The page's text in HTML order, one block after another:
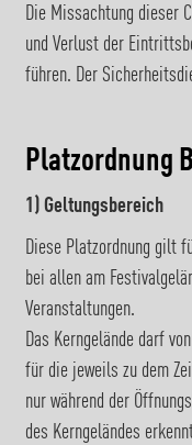
Die Missachtung dieser
und Verlust der
führen. Der
Platzordnung
1) Geltungsbereich
Diese Platzordnung gilt
bei allen am
Veranstaltungen.
Das Kerngelände darf
für die jeweils zu dem
nur während der
des Kerngeländes